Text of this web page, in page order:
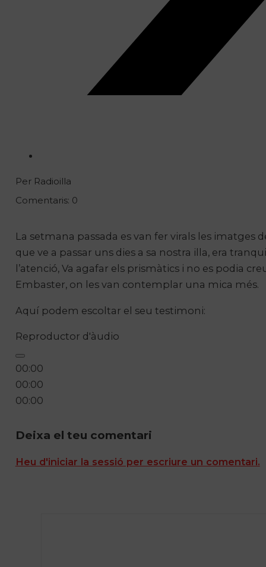
Per Radioilla
Comentaris: 0
La setmana passada es van fer virals les
que ve a passar uns dies a sa nostra illa, era
l’atenció, Va agafar els prismàtics i no es podia
Embaster, on les van contemplar una mica més.
Aquí podem escoltar el seu testimoni:
Reproductor d'àudio
00:00
00:00
00:00
Deixa el teu comentari
Heu d'iniciar la sessió per escriure un comentari.